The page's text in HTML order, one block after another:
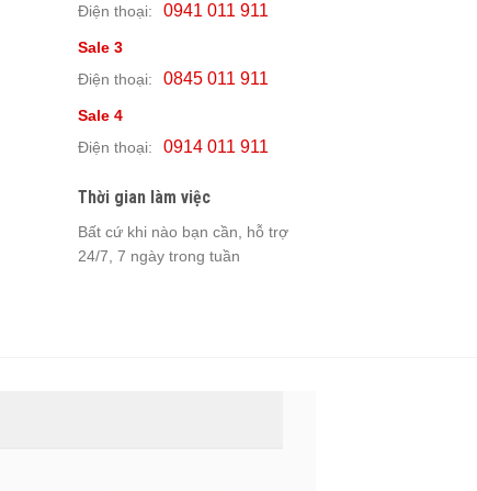
Điện thoại:
0941 011 911
Sale 3
Điện thoại:
0845 011 911
Sale 4
Điện thoại:
0914 011 911
Thời gian làm việc
Bất cứ khi nào bạn cần, hỗ trợ
24/7, 7 ngày trong tuần